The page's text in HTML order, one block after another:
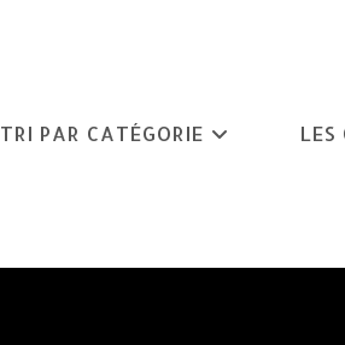
TRI PAR CATÉGORIE LES